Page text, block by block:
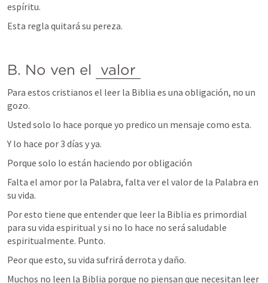
espíritu.
Esta regla quitará su pereza.
B. No ven el valor
Para estos cristianos el leer la Biblia es una obligación, no un
gozo.
Usted solo lo hace porque yo predico un mensaje como esta.
Y lo hace por 3 días y ya.
Porque solo lo están haciendo por obligación
Falta el amor por la Palabra, falta ver el valor de la Palabra en
su vida.
Por esto tiene que entender que leer la Biblia es primordial
para su vida espiritual y si no lo hace no será saludable
espiritualmente. Punto.
Peor que esto, su vida sufrirá derrota y daño.
Muchos no leen la Biblia porque no piensan que necesitan leer